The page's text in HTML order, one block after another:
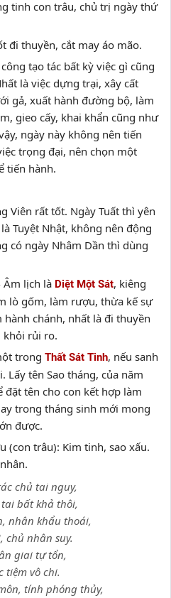
tinh con trâu, chủ trị ngày thứ
đi thuyền, cắt may áo mão.
tạo tác bất kỳ việc gì cũng
là việc dựng trại, xây cất
gả, xuất hành đường bộ, làm
gieo cấy, khai khẩn cũng như
ngày này không nên tiến
trọng đại, nên chọn một
tiến hành.
Viên rất tốt. Ngày Tuất thì yên
Tuyệt Nhật, không nên động
có ngày Nhâm Dần thì dùng
Âm lịch là Diệt Một Sát, kiêng
lò gốm, làm rượu, thừa kế sự
hành chánh, nhất là đi thuyền
khỏi rủi ro.
trong Thất Sát Tinh, nếu sanh
Lấy tên Sao tháng, của năm
đặt tên cho con kết hợp làm
trong tháng sinh mới mong
được.
(con trâu): Kim tinh, sao xấu.
chủ tai nguy,
bất khả thôi,
nhân khẩu thoái,
nhân suy.
giai tự tổn,
tiệm vô chi.
tính phóng thủy,